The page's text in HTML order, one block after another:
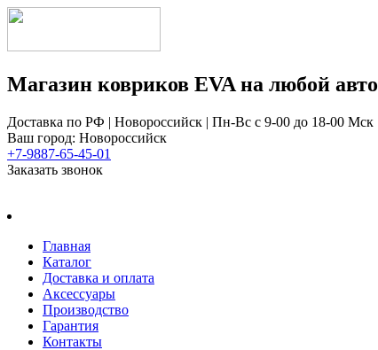
Магазин ковриков EVA ​на любой авто
Доставка по РФ | Новороссийск | Пн-Вс с 9-00 до 18-00 Мск
Ваш город: Новороссийск
+7-9887-65-45-01
Заказать звонок
Главная
Каталог
Доставка и оплата
Аксессуары
Производство
Гарантия
Контакты